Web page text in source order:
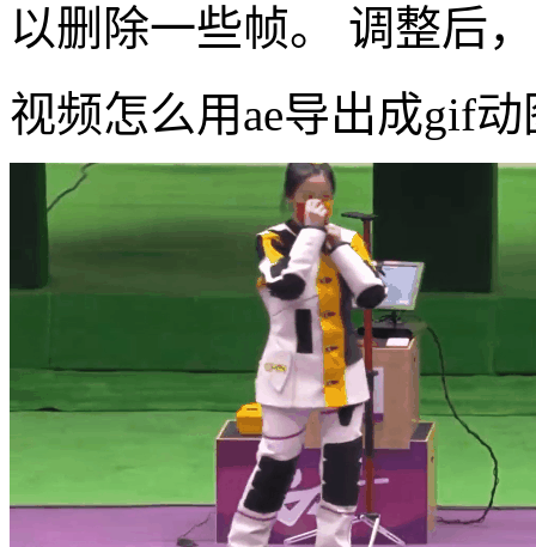
以删除一些帧。 调整后
视频怎么用ae导出成gif